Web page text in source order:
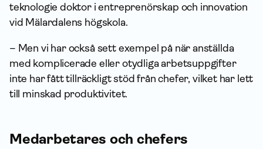
teknologie doktor i entreprenörskap och innovation
vid Mälardalens högskola.
– Men vi har också sett exempel på när anställda
med komplicerade eller otydliga arbetsuppgifter
inte har fått tillräckligt stöd från chefer, vilket har lett
till minskad produktivitet.
Medarbetares och chefers